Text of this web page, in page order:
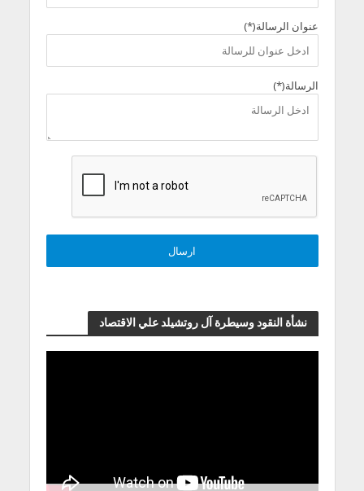
عنوان الرسالة(*)
الرسالة(*)
نشأة النقود وسيطرة آل روتشيلد علي الاقتصاد